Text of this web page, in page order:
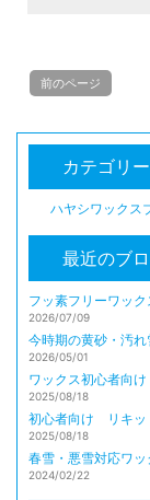
前のページ
カテゴリー
ハヤシワックス
最近のブ
フッ素フリーワッ
2026/07/09
今時期の黄砂・汚れ
2026/05/01
ワックス初心者向
2025/08/18
初心者向け リキッ
2025/08/18
春雪・悪雪対応ワッ
2024/02/22